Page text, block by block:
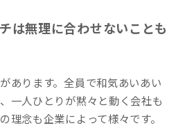
は無理に合わせないことも
あります。全員で和気あいあい
一人ひとりが黙々と動く会社も
理念も企業によって様々です。